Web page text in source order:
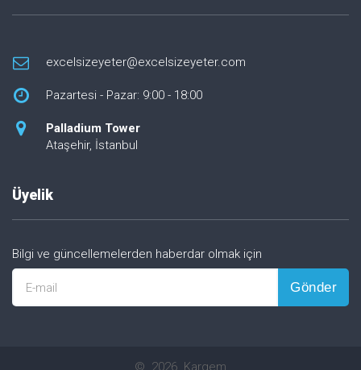
excelsizeyeter@excelsizeyeter.com
Pazartesi - Pazar: 9:00 - 18:00
Palladium Tower
Ataşehir, İstanbul
Üyelik
Bilgi ve güncellemelerden haberdar olmak için
E-mail Gönder
© 2026 Kargem